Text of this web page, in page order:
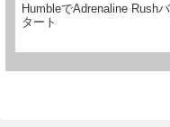
HumbleでAdrenaline Rush
タート